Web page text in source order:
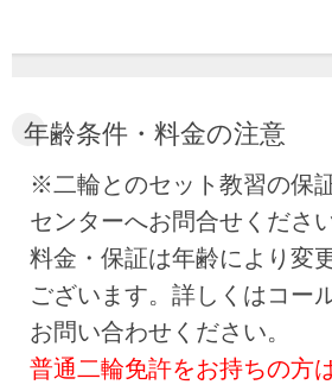
年齢条件・料金の注意
※二輪とのセット教習の保
センターへお問合せください
料金・保証は年齢により変
ございます。詳しくはコー
お問い合わせください。
普通二輪免許をお持ちの方